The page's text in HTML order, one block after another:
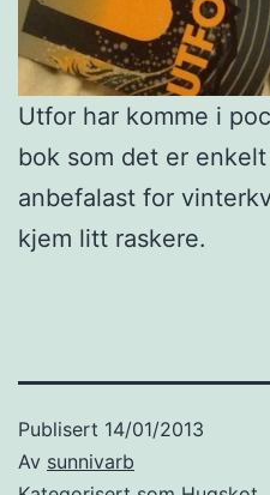
Utfor har komme i
bok som det er
anbefalast for
kjem litt raskere.
Publisert 14/01/2013
Av sunnivarb